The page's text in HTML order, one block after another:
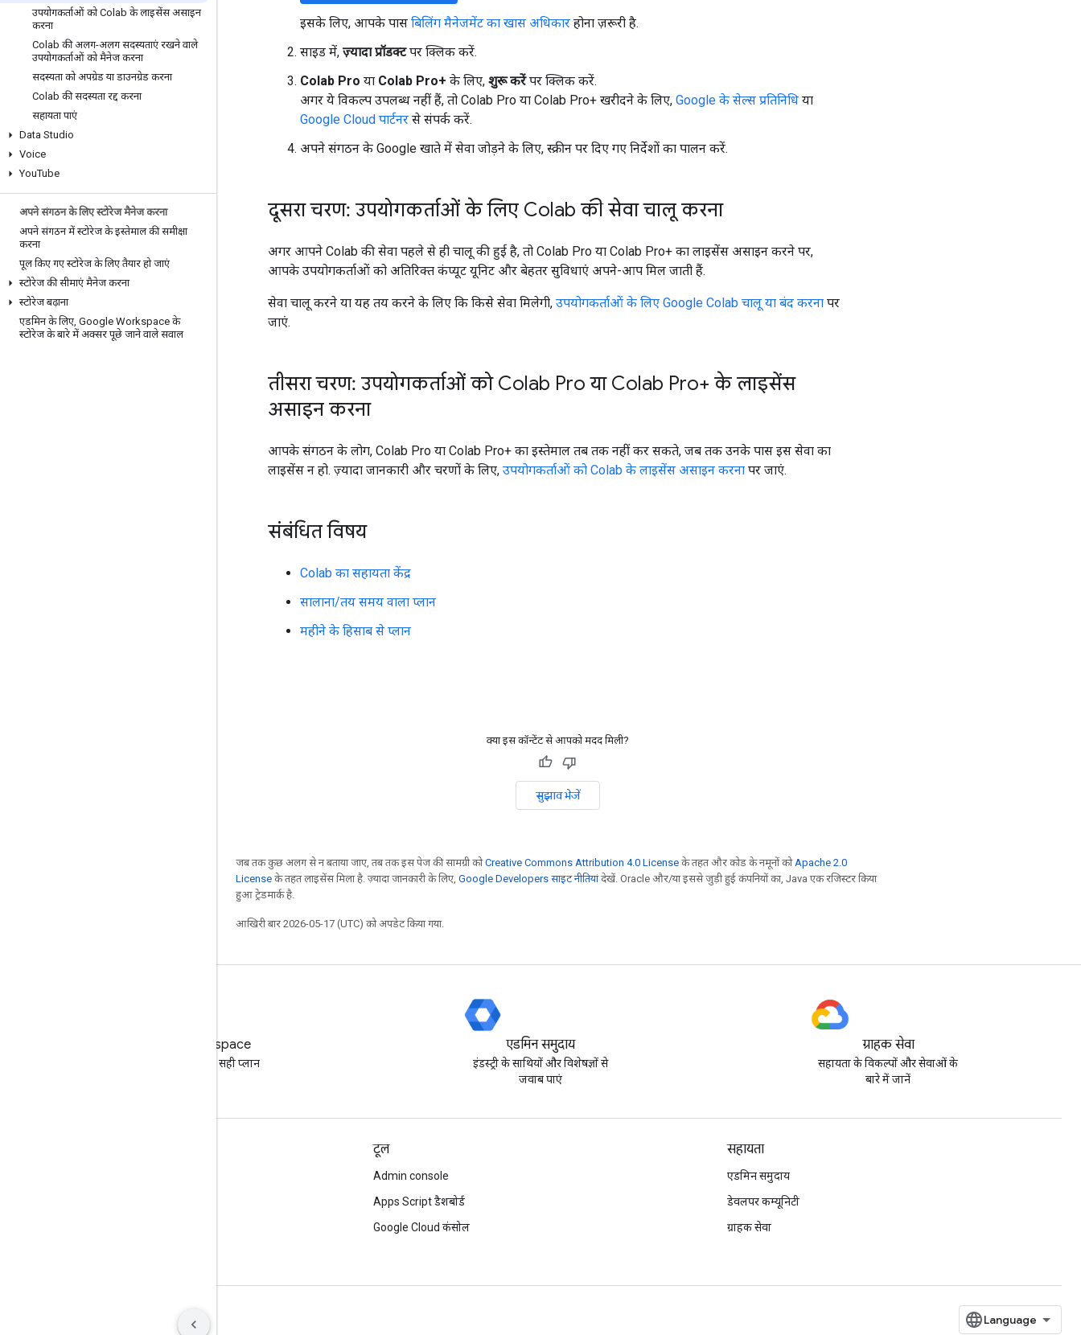
उपयोगकर्ताओं को Colab के लाइसेंस असाइन
करना
Colab की अलग-अलग सदस्यताएं रखने वाले
उपयोगकर्ताओं को मैनेज करना
सदस्यता को अपग्रेड या डाउनग्रेड करना
Colab की सदस्यता रद्द करना
सहायता पाएं
Data Studio
Voice
YouTube
अपने संगठन के लिए स्टोरेज मैनेज करना
अपने संगठन में स्टोरेज के इस्तेमाल की समीक्षा
करना
पूल किए गए स्टोरेज के लिए तैयार हो जाएं
स्टोरेज की सीमाएं मैनेज करना
स्टोरेज बढ़ाना
एडमिन के लिए, Google Workspace के
स्टोरेज के बारे में अक्सर पूछे जाने वाले सवाल
इसके लिए, आपके पास बिलिंग मैनेजमेंट का खास अधिकार होना ज़रूरी है.
साइड में, ज़्यादा प्रॉडक्टपर क्लिक करें.
Colab Pro या Colab Pro+ के लिए, शुरू करेंपर क्लिक करें.
अगर ये विकल्प उपलब्ध नहीं हैं, तो Colab Pro या Colab Pro+ खरीदने के लिए, Google के सेल्स प्रतिनिधि या
Google Cloud पार्टनर से संपर्क करें.
अपने संगठन के Google खाते में सेवा जोड़ने के लिए, स्क्रीन पर दिए गए निर्देशों का पालन करें.
दूसरा चरण: उपयोगकर्ताओं के लिए Colab की सेवा चालू करना
अगर आपने Colab की सेवा पहले से ही चालू की हुई है, तो Colab Pro या Colab Pro+ का लाइसेंस असाइन करने पर,
आपके उपयोगकर्ताओं को अतिरिक्त कंप्यूट यूनिट और बेहतर सुविधाएं अपने-आप मिल जाती हैं.
सेवा चालू करने या यह तय करने के लिए कि किसे सेवा मिलेगी, उपयोगकर्ताओं के लिए Google Colab चालू या बंद करना पर
जाएं.
तीसरा चरण: उपयोगकर्ताओं को Colab Pro या Colab Pro+ के लाइसेंस
असाइन करना
आपके संगठन के लोग, Colab Pro या Colab Pro+ का इस्तेमाल तब तक नहीं कर सकते, जब तक उनके पास इस सेवा का
लाइसेंस न हो. ज़्यादा जानकारी और चरणों के लिए, उपयोगकर्ताओं को Colab के लाइसेंस असाइन करना पर जाएं.
संबंधित विषय
Colab का सहायता केंद्र
सालाना/तय समय वाला प्लान
महीने के हिसाब से प्लान
क्या इस कॉन्टेंट से आपको मदद मिली?
सुझाव भेजें
जब तक कुछ अलग से न बताया जाए, तब तक इस पेज की सामग्री कोCreative Commons Attribution 4.0 License के तहत और कोड के नमूनों कोApache 2.0
License के तहत लाइसेंस मिला है. ज़्यादा जानकारी के लिए, Google Developers साइट नीतियांदेखें. Oracle और/या इससे जुड़ी हुई कंपनियों का, Java एक रजिस्टर किया
हुआ ट्रेडमार्क है.
आखिरी बार 2026-05-17 (UTC) को अपडेट किया गया.
Google Workspace
अपने कारोबार के लिए सही प्लान
एडमिन समुदाय
इंडस्ट्री के साथियों और विशेषज्ञों से
जवाब पाएं
ग्राहक सेवा
सहायता के विकल्पों और सेवाओं के
बारे में जानें
टूल
Admin console
Apps Script डैशबोर्ड
Google Cloud कंसोल
सहायता
एडमिन समुदाय
डेवलपर कम्यूनिटी
ग्राहक सेवा